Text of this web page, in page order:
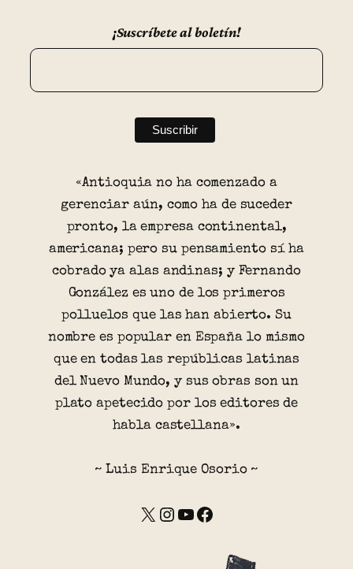
¡Suscríbete al boletín!
«Antioquia no ha comenzado a
gerenciar aún, como ha de suceder
pronto, la empresa continental,
americana; pero su pensamiento sí ha
cobrado ya alas andinas; y Fernando
González es uno de los primeros
polluelos que las han abierto. Su
nombre es popular en España lo mismo
que en todas las repúblicas latinas
del Nuevo Mundo, y sus obras son un
plato apetecido por los editores de
habla castellana».
~ Luis Enrique Osorio ~
X Instagram YouTube Facebook